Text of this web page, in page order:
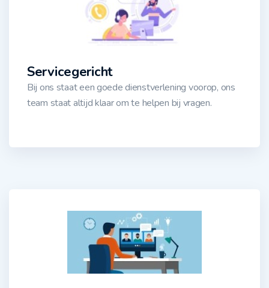
Servicegericht
Bij ons staat een goede dienstverlening voorop, ons
team staat altijd klaar om te helpen bij vragen.